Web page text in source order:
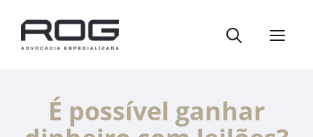
para
É possível ganhar